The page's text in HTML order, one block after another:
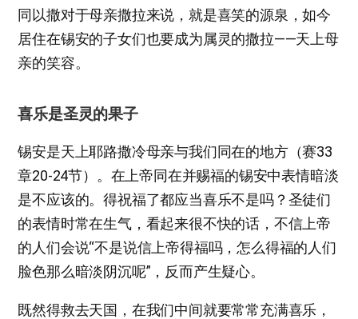
同以撒对于母亲撒拉来说，就是喜笑的源泉，如今
居住在锡安的子女们也要成为属灵的撒拉——天上母
亲的笑容。
喜乐是圣灵的果子
锡安是天上耶路撒冷母亲与我们同在的地方（赛33
章20-24节）。在上帝同在并赐福的锡安中表情暗淡
是不应该的。得祝福了都应当喜乐不是吗？圣徒们
的表情时常在生气，看起来很不快的话，不信上帝
的人们会说“不是说信上帝得福吗，怎么得福的人们
脸色那么暗淡阴沉呢”，反而产生疑心。
既然得救去天国，在我们中间就要常常充满喜乐，